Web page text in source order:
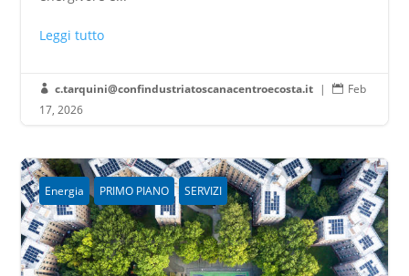
Leggi tutto
 c.tarquini@confindustriatoscanacentroecosta.it |  Feb
17, 2026
Energia PRIMO PIANO SERVIZI